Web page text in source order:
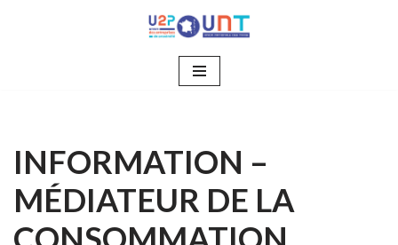
INFORMATION –
MÉDIATEUR DE LA